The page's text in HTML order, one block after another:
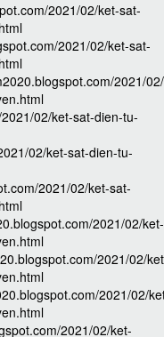
2021/02/ket-sat-
2021/02/ket-sat-
2021/
02/ket-sat-dien-tu-
02/ket-sat-dien-tu-
2021/02/ket-sat-
2021/02/ket-
2021/02/
2021/02/
2021/02/ket-